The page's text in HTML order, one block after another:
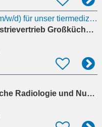
VMTA oder MTLA (m/w/d) für unser tiermedizinisches Labor
Peter Kocher Industrievertrieb Großküchentechnik GmbH
dia.log Diagnostische Radiologie und Nuklearmedizin